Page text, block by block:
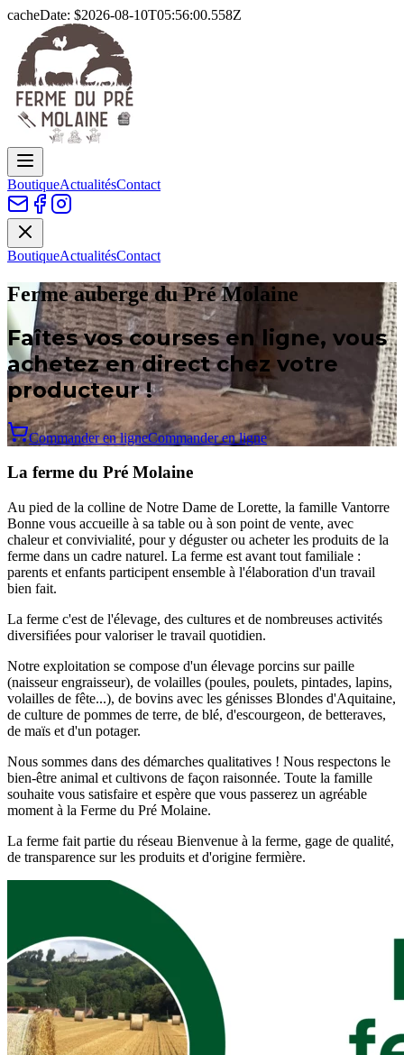
cacheDate: $2026-08-10T05:56:00.558Z
BoutiqueActualitésContact
BoutiqueActualitésContact
Ferme auberge du Pré Molaine
Faîtes vos courses en ligne, vous
achetez en direct chez votre
producteur !
Commander en ligneCommander en ligne
La ferme du Pré Molaine
Au pied de la colline de Notre Dame de Lorette, la famille Vantorre
Bonne vous accueille à sa table ou à son point de vente, avec
chaleur et convivialité, pour y déguster ou acheter les produits de la
ferme dans un cadre naturel. La ferme est avant tout familiale :
parents et enfants participent ensemble à l'élaboration d'un travail
bien fait.
La ferme c'est de l'élevage, des cultures et de nombreuses activités
diversifiées pour valoriser le travail quotidien.
Notre exploitation se compose d'un élevage porcins sur paille
(naisseur engraisseur), de volailles (poules, poulets, pintades, lapins,
volailles de fête...), de bovins avec les génisses Blondes d'Aquitaine,
de culture de pommes de terre, de blé, d'escourgeon, de betteraves,
de maïs et d'un potager.
Nous sommes dans des démarches qualitatives ! Nous respectons le
bien-être animal et cultivons de façon raisonnée. Toute la famille
souhaite vous satisfaire et espère que vous passerez un agréable
moment à la Ferme du Pré Molaine.
La ferme fait partie du réseau Bienvenue à la ferme, gage de qualité,
de transparence sur les produits et d'origine fermière.